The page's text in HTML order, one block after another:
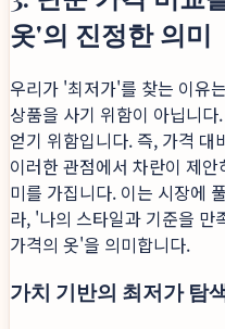
옷'의 진정한 의미
우리가 '최저가'를 찾는 이유
상품을 사기 위함이 아닙니
얻기 위함입니다. 즉, 가격
이러한 관점에서 차란이 제안
미를 가집니다. 이는 시장에
라, '나의 스타일과 기준을 만
가격의 옷'을 의미합니다.
가치 기반의 최저가 탐